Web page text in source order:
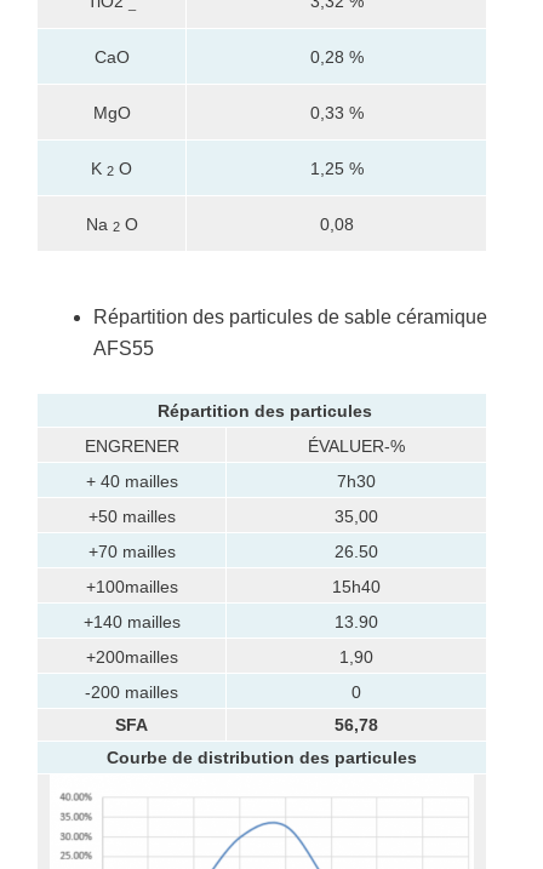
CaO 0,28 %
MgO 0,33 %
K 2 O 1,25 %
Na 2O 0,08
Répartition des particules de sable céramique
AFS55
Répartition des particules
ENGRENER
ÉVALUER-%
+ 40 mailles
7h30
+50 mailles
35,00
+70 mailles
26.50
+100mailles
15h40
+140 mailles
13.90
+200mailles
1,90
-200 mailles
0
SFA
56,78
Courbe de distribution des particules